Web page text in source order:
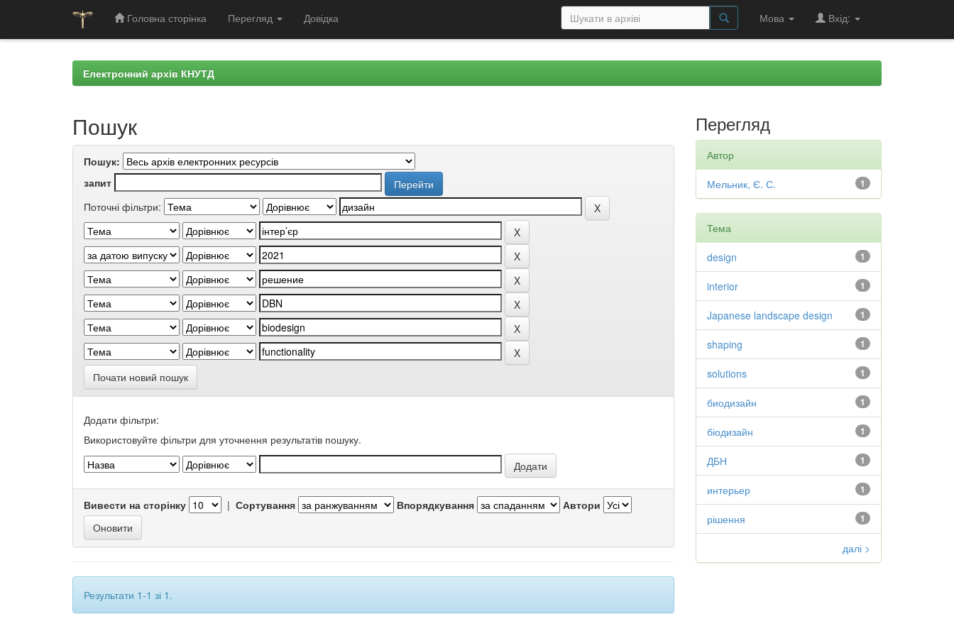
Головна сторінка Перегляд Довідка Мова Вхід:
Електронний архів КНУТД
Пошук
Пошук:
запит
Поточні фільтри:
Почати новий пошук
Додати фільтри:
Використовуйте фільтри для уточнення результатів пошуку.
Вивести на сторінку | Сортування Впорядкування Автори
Результати 1-1 зі 1.
Перегляд
Автор
1
Мельник, Є. С.
Тема
1
design
1
interior
1
Japanese landscape design
1
shaping
1
solutions
1
биодизайн
1
біодизайн
1
ДБН
1
интерьер
1
рішення
далі >